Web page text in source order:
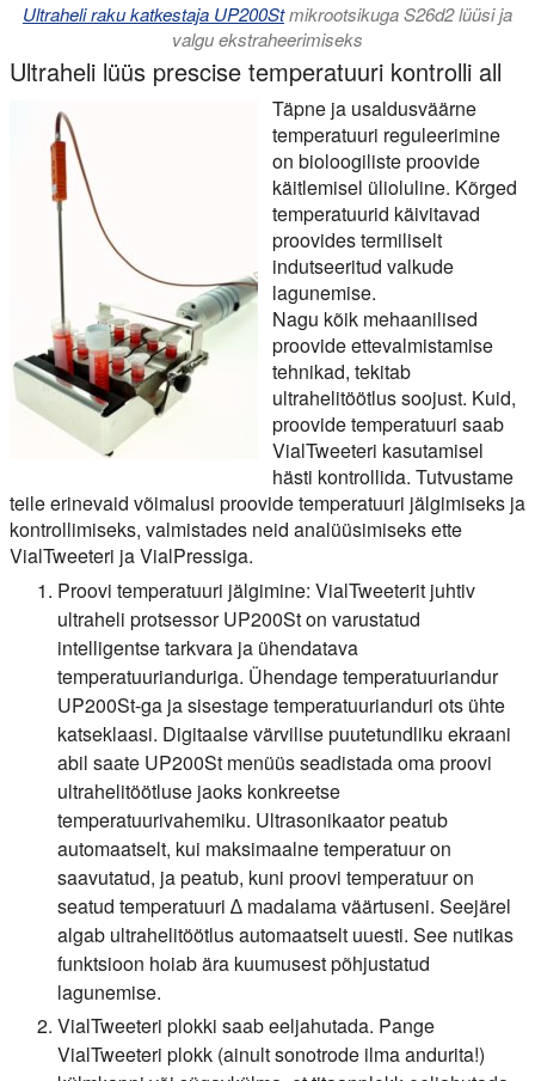
Ultraheli raku katkestaja UP200Stmikrootsikuga S26d2 lüüsi ja
valgu ekstraheerimiseks
Ultraheli lüüs prescise temperatuuri kontrolli all
Täpne ja usaldusväärne
temperatuuri reguleerimine
on bioloogiliste proovide
käitlemisel ülioluline. Kõrged
temperatuurid käivitavad
proovides termiliselt
indutseeritud valkude
lagunemise.
Nagu kõik mehaanilised
proovide ettevalmistamise
tehnikad, tekitab
ultrahelitöötlus soojust. Kuid,
proovide temperatuuri saab
VialTweeteri kasutamisel
hästi kontrollida. Tutvustame
teile erinevaid võimalusi proovide temperatuuri jälgimiseks ja
kontrollimiseks, valmistades neid analüüsimiseks ette
VialTweeteri ja VialPressiga.
Proovi temperatuuri jälgimine: VialTweeterit juhtiv
ultraheli protsessor UP200St on varustatud
intelligentse tarkvara ja ühendatava
temperatuurianduriga. Ühendage temperatuuriandur
UP200St-ga ja sisestage temperatuurianduri ots ühte
katseklaasi. Digitaalse värvilise puutetundliku ekraani
abil saate UP200St menüüs seadistada oma proovi
ultrahelitöötluse jaoks konkreetse
temperatuurivahemiku. Ultrasonikaator peatub
automaatselt, kui maksimaalne temperatuur on
saavutatud, ja peatub, kuni proovi temperatuur on
seatud temperatuuri ∆ madalama väärtuseni. Seejärel
algab ultrahelitöötlus automaatselt uuesti. See nutikas
funktsioon hoiab ära kuumusest põhjustatud
lagunemise.
VialTweeteri plokki saab eeljahutada. Pange
VialTweeteri plokk (ainult sonotrode ilma andurita!)